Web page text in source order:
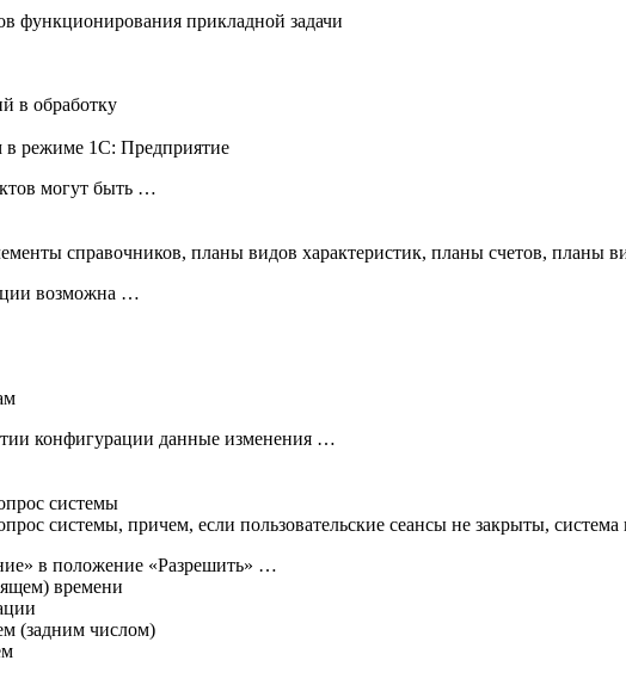
функционирования прикладной задачи
в обработку
в режиме 1С: Предприятие
могут быть …
справочников, планы видов характеристик, планы счетов, планы
возможна …
конфигурации данные изменения …
системы
системы, причем, если пользовательские сеансы не закрыты,
в положение «Разрешить» …
времени
(задним числом)